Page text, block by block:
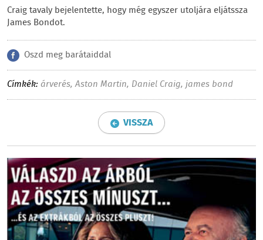
Craig tavaly bejelentette, hogy még egyszer utoljára eljátssza
James Bondot.
Oszd meg barátaiddal
Címkék: árverés,Aston Martin, Daniel Craig,james bond
VISSZA